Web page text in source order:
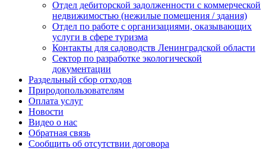
Отдел дебиторской задолженности с коммерческой
недвижимостью (нежилые помещения / здания)
Отдел по работе с организациями, оказывающих
услуги в сфере туризма
Контакты для садоводств Ленинградской области
Сектор по разработке экологической
документации
Раздельный сбор отходов
Природопользователям
Оплата услуг
Новости
Видео о нас
Обратная связь
Сообщить об отсутствии договора